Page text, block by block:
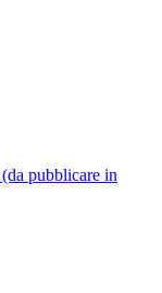
pubblicare in